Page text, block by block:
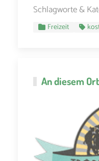
Schlagworte &
Freizeit
An diesem Ort